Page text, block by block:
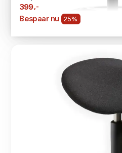
399 ,-
Bespaar nu 25%